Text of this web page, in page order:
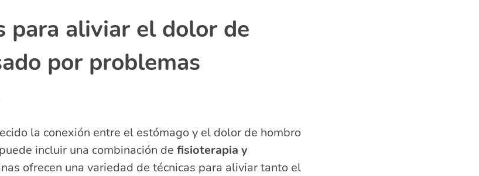
para aliviar el dolor de
por problemas
la conexión entre el estómago y el dolor de hombro
incluir una combinación de fisioterapia y
ofrecen una variedad de técnicas para aliviar tanto el